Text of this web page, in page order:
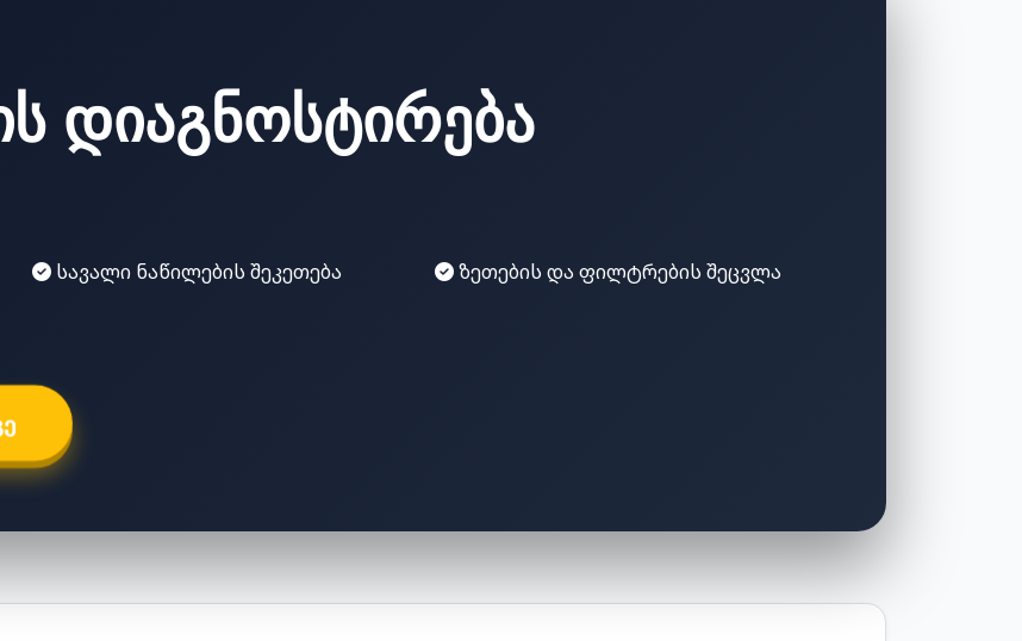
დიაგნოსტირება
სავალი ნაწილების შეკეთება
ზეთების და ფილტრების შეცვლა